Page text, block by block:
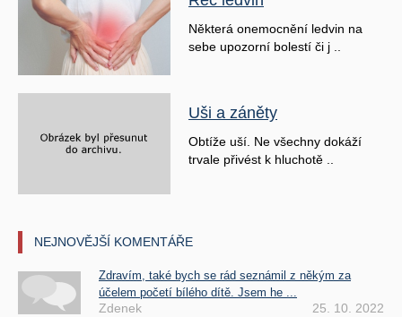
Některá onemocnění ledvin na
sebe upozorní bolestí či j ..
Uši a záněty
Obtíže uší. Ne všechny dokáží
trvale přivést k hluchotě ..
NEJNOVĚJŠÍ KOMENTÁŘE
Zdravím, také bych se rád seznámil z někým za
účelem početí bílého dítě. Jsem he ...
Zdenek 25. 10. 2022